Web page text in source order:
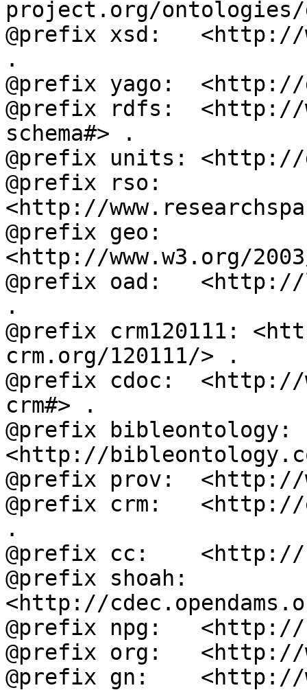
project.org/ontologies/
@prefix xsd:   <http://
.
@prefix yago:
@prefix rdfs:  <http://
schema#> .
@prefix units:
@prefix rso:
<http://
@prefix geo:
<http://www.w3.org/
@prefix oad:   <http://
.
@prefix crm120111:
crm.org/120111/> .
@prefix cdoc:  <http://
crm#> .
@prefix bibleontology:
<http://
@prefix prov:  <http://
@prefix crm:   <http://
.
@prefix cc:    <http://
@prefix shoah:
<http://
@prefix npg:   <http://
@prefix org:   <http://
@prefix gn:    <http://